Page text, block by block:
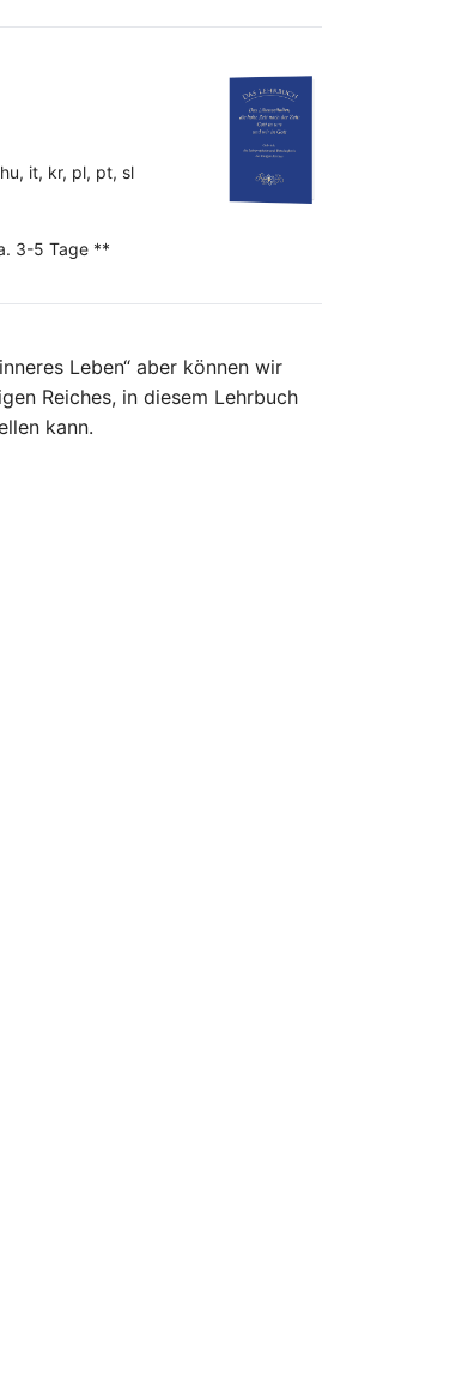
it, kr, pl, pt, sl
3-5 Tage **
Leben“ aber können wir
Reiches, in diesem Lehrbuch
kann.